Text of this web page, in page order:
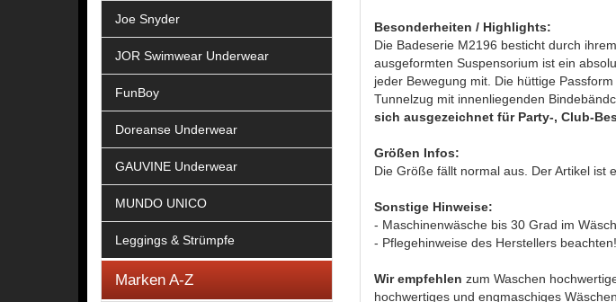
Joe Snyder
JOR Swimwear Underwear
FunBoy
Doreanse Underwear
GAUVINE Underwear
MUNDO UNICO
Leggings & Strümpfe
Marken A-Z
Besonderheiten / Highlights:
Die Badeserie M2196 besticht durch
ausgeformten Suspensorium ist ein
jeder Bewegung mit. Die hüttige
Tunnelzug mit innenliegenden
sich ausgezeichnet für Party-, Club-
Größen Infos:
Die Größe fällt normal aus. Der Artikel ist
Sonstige Hinweise:
- Maschinenwäsche bis 30 Grad im
- Pflegehinweise des Herstellers beachten!
Wir empfehlen zum Waschen
hochwertiges und engmaschiges